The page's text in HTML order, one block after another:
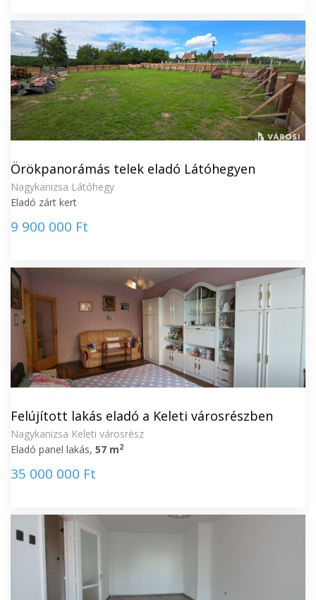
Örökpanorámás telek eladó Látóhegyen
Nagykanizsa Látóhegy
Eladó zárt kert
9 900 000 Ft
Felújított lakás eladó a Keleti városrészben
Nagykanizsa Keleti városrész
Eladó panel lakás, 57 m2
35 000 000 Ft